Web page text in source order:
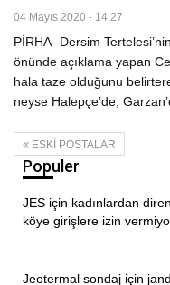
04 Mayıs 2020 - 14:27
PİRHA- Dersim Tertelesi’nin
önünde açıklama yapan
hala taze olduğunu
neyse Halepçe’de,
ESKI POSTALAR
Populer
JES için kadınlardan
köye girişlere izin
Jeotermal sondaj için